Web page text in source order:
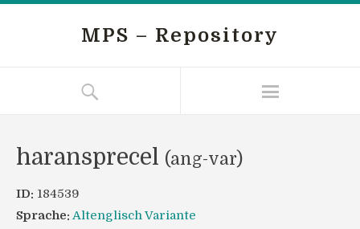
MPS – Repository
haransprecel (ang-var)
ID: 184539
Sprache: Altenglisch Variante